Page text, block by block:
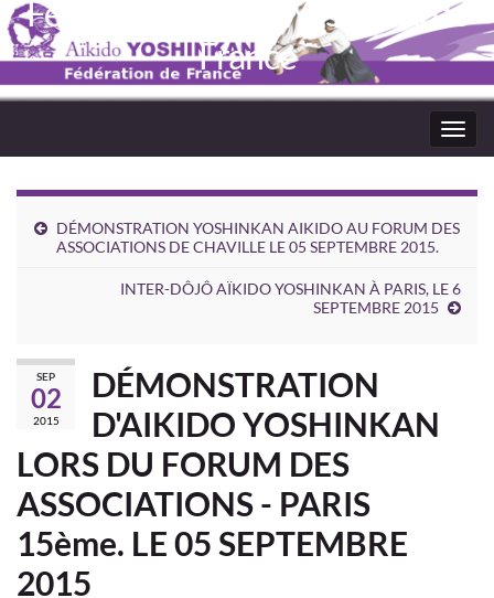
Fédération Aïkido Yoshinkaï de
France
DÉMONSTRATION YOSHINKAN AIKIDO AU FORUM DES
ASSOCIATIONS DE CHAVILLE LE 05 SEPTEMBRE 2015.
INTER-DÔJÔ AÏKIDO YOSHINKAN À PARIS, LE 6
SEPTEMBRE 2015
SEP
02
2015
DÉMONSTRATION
D'AIKIDO YOSHINKAN
LORS DU FORUM DES
ASSOCIATIONS - PARIS
15ème. LE 05 SEPTEMBRE
2015